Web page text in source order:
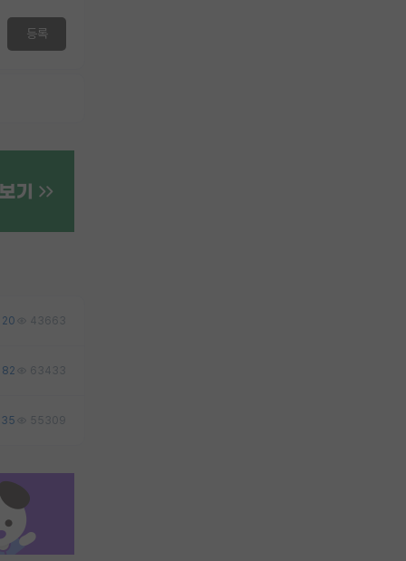
등록
20 43663
82 63433
35 55309